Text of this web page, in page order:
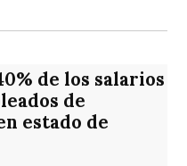
de los salarios
de
estado de